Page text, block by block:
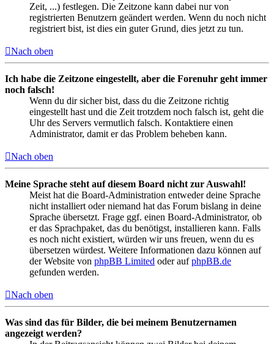
Zeit, ...) festlegen. Die Zeitzone kann dabei nur von
registrierten Benutzern geändert werden. Wenn du noch nicht
registriert bist, ist dies ein guter Grund, dies jetzt zu tun.
Nach oben
Ich habe die Zeitzone eingestellt, aber die Forenuhr geht immer
noch falsch!
Wenn du dir sicher bist, dass du die Zeitzone richtig
eingestellt hast und die Zeit trotzdem noch falsch ist, geht die
Uhr des Servers vermutlich falsch. Kontaktiere einen
Administrator, damit er das Problem beheben kann.
Nach oben
Meine Sprache steht auf diesem Board nicht zur Auswahl!
Meist hat die Board-Administration entweder deine Sprache
nicht installiert oder niemand hat das Forum bislang in deine
Sprache übersetzt. Frage ggf. einen Board-Administrator, ob
er das Sprachpaket, das du benötigst, installieren kann. Falls
es noch nicht existiert, würden wir uns freuen, wenn du es
übersetzen würdest. Weitere Informationen dazu können auf
der Website von phpBB Limited oder aufphpBB.de
gefunden werden.
Nach oben
Was sind das für Bilder, die bei meinem Benutzernamen
angezeigt werden?